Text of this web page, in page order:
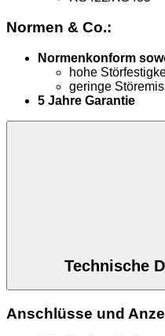
Normen & Co.:
Normenkonform
hohe
geringe
5 Jahre Garantie
Technische
Anschlüsse und